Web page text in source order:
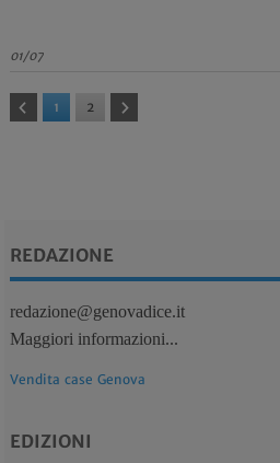
01/07
1 2
REDAZIONE
redazione@genovadice.it
Maggiori informazioni...
Vendita case Genova
EDIZIONI